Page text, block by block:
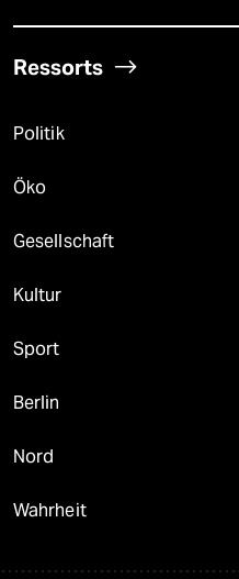
Ressorts
Politik
Öko
Gesellschaft
Kultur
Sport
Berlin
Nord
Wahrheit